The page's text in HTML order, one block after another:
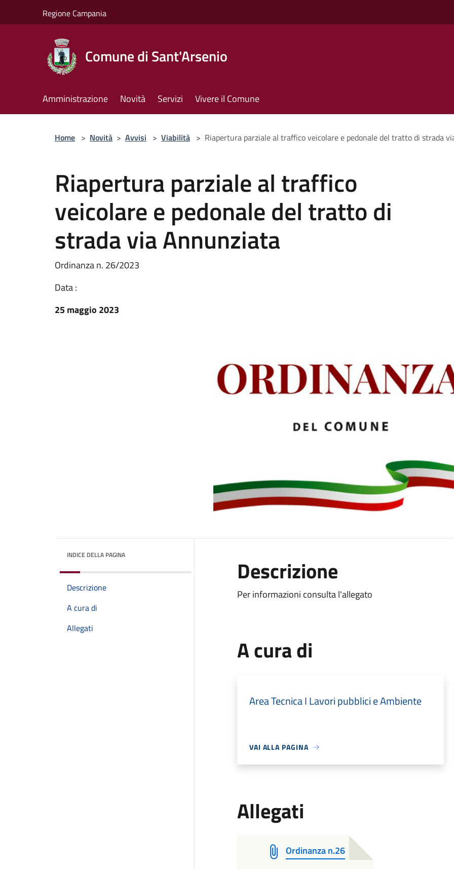
Regione Campania
Comune di Sant'Arsenio
Amministrazione Novità Servizi Vivere il Comune
Home > Novità > Avvisi > Viabilità > Riapertura parziale al traffico veicolare e pedonale del tratto di strada
Riapertura parziale al traffico
veicolare e pedonale del tratto di
strada via Annunziata
Ordinanza n. 26/2023
Data :
25 maggio 2023
INDICE DELLA PAGINA
Descrizione
A cura di
Allegati
Descrizione
Per informazioni consulta l'allegato
A cura di
Area Tecnica I Lavori pubblici e Ambiente
VAI ALLA PAGINA
Allegati
Ordinanza n.26